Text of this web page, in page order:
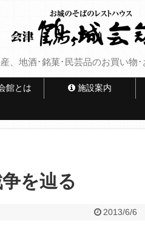
、地酒･銘菓･民芸品のお買い物
館とは 施設案内
を辿る
2013/6/6